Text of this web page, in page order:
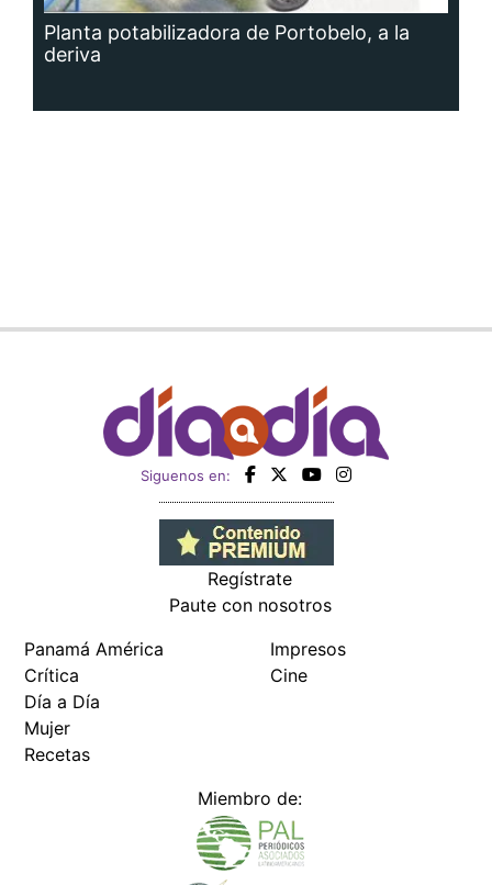
Planta potabilizadora de Portobelo, a la
deriva
Siguenos en:
Regístrate
Paute con nosotros
Panamá América
Crítica
Día a Día
Mujer
Recetas
Impresos
Cine
Miembro de: